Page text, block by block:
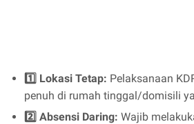
1️⃣ Lokasi Tetap: Pelaksanaan
penuh di rumah tinggal/domisili
2️⃣ Absensi Daring: Wajib